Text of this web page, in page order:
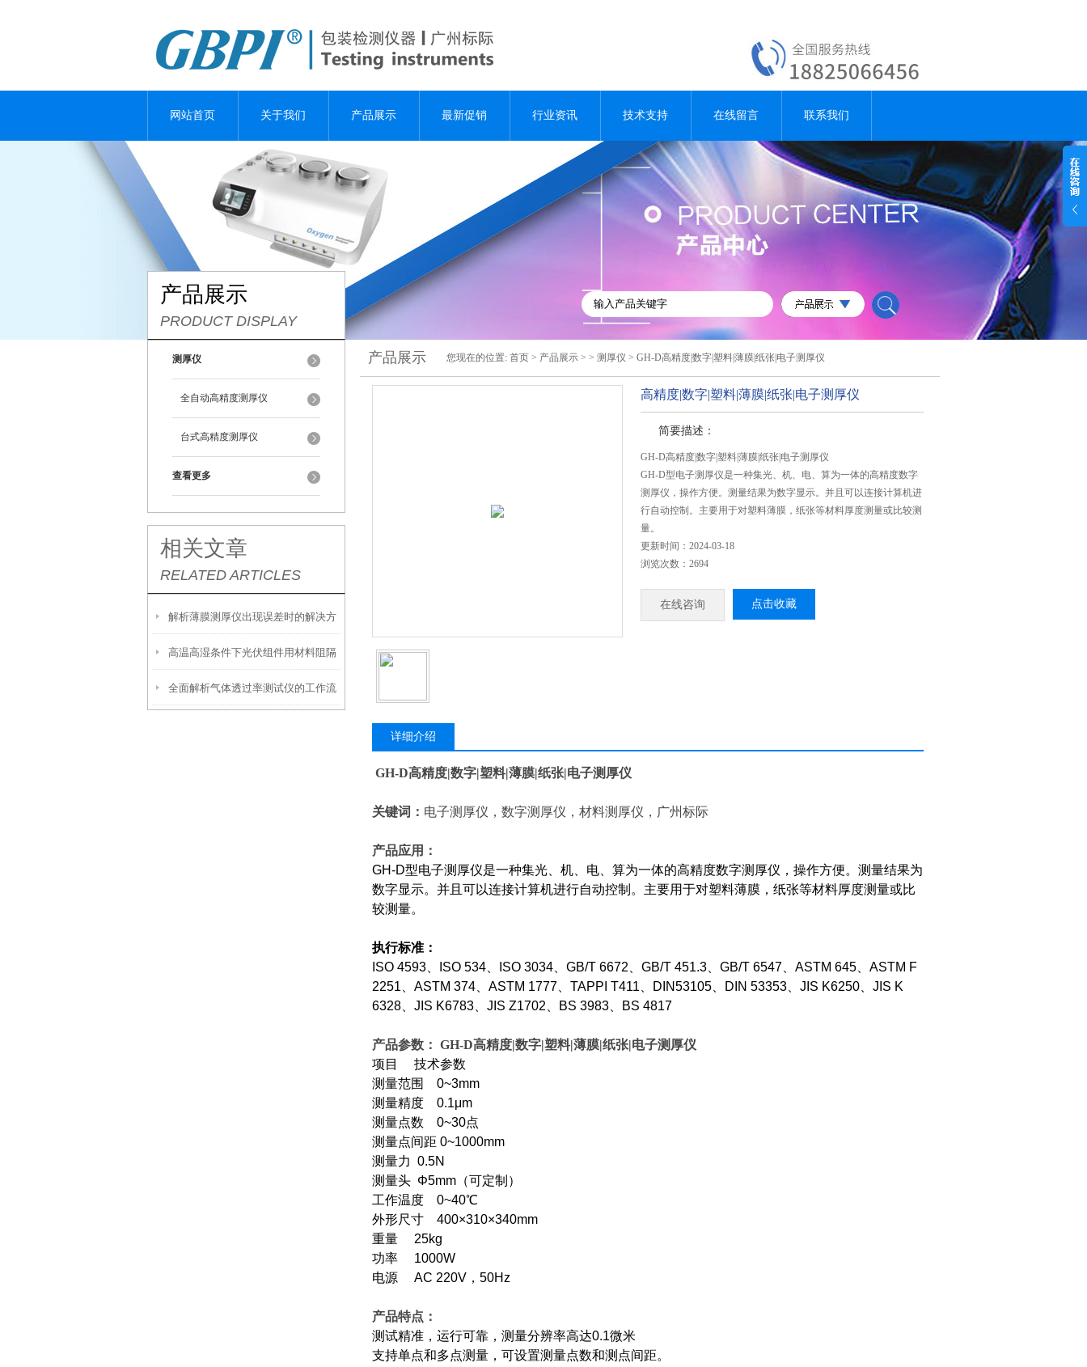
网站首页 关于我们 产品展示 最新促销 行业资讯 技术支持 在线留言 联系我们
产品展示
PRODUCT DISPLAY
测厚仪
全自动高精度测厚仪
台式高精度测厚仪
查看更多
相关文章
RELATED ARTICLES
解析薄膜测厚仪出现误差时的解决方
法
高温高湿条件下光伏组件用材料阻隔
性能深度解析
全面解析气体透过率测试仪的工作流
产品展示 您现在的位置: 首页 > 产品展示 > > 测厚仪 > GH-D高精度|数字|塑料|薄膜|纸张|电子测厚仪
高精度|数字|塑料|薄膜|纸张|电子测厚仪
简要描述：
GH-D高精度|数字|塑料|薄膜|纸张|电子测厚仪
GH-D型电子测厚仪是一种集光、机、电、算为一体的高精度数字
测厚仪，操作方便。测量结果为数字显示。并且可以连接计算机进
行自动控制。主要用于对塑料薄膜，纸张等材料厚度测量或比较测
量。
更新时间：2024-03-18
浏览次数：2694
在线咨询 点击收藏
详细介绍
GH-D高精度|数字|塑料|薄膜|纸张|电子测厚仪
关键词： 电子测厚仪，数字测厚仪，材料测厚仪，广州标际
产品应用：
GH-D型电子测厚仪是一种集光、机、电、算为一体的高精度数字测厚仪，操作方便。测量结果为
数字显示。并且可以连接计算机进行自动控制。主要用于对塑料薄膜，纸张等材料厚度测量或比
较测量。
执行标准：
ISO 4593 、ISO 534、ISO 3034、GB/T 6672、GB/T 451.3、GB/T 6547、ASTM 645、ASTM F
2251、ASTM 374、ASTM 1777、TAPPI T411、DIN53105、DIN 53353、JIS K6250、JIS K
6328、JIS K6783、JIS Z1702、BS 3983、BS 4817
产品参数： GH-D高精度|数字|塑料|薄膜|纸张|电子测厚仪
项目 技术参数
测量范围 0~3mm
测量精度 0.1μm
测量点数 0~30点
测量点间距 0~1000mm
测量力 0.5N
测量头 Φ5mm（可定制）
工作温度 0~40℃
外形尺寸 400×310×340mm
重量 25kg
功率 1000W
电源 AC 220V，50Hz
产品特点：
测试精准，运行可靠，测量分辨率高达0.1微米
支持单点和多点测量，可设置测量点数和测点间距。